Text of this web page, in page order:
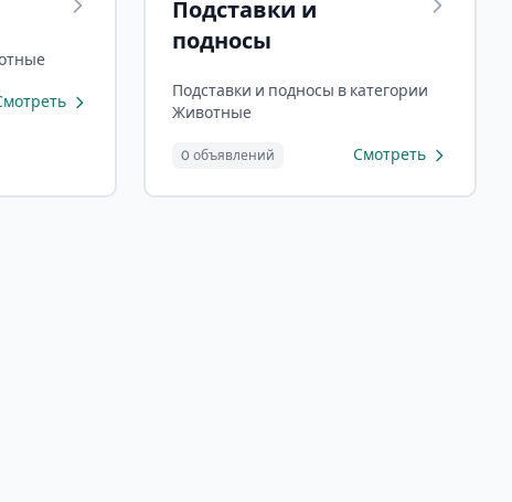
Подставки и
подносы
Подставки и подносы в категории
Животные
0 объявлений Смотреть